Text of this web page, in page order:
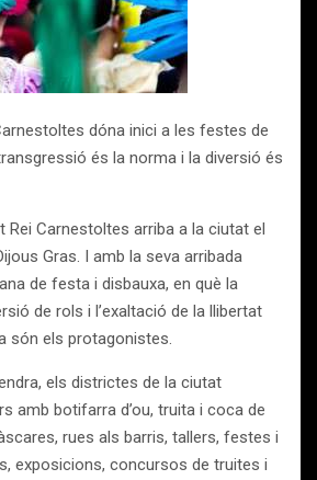
dóna inici a les festes de
és la norma i la diversió és
Rei Carnestoltes arriba a la ciutat el
Gras. I amb la seva arribada
de festa i disbauxa, en què la
de rols i l’exaltació de la llibertat
són els protagonistes.
els districtes de la ciutat
amb botifarra d’ou, truita i coca de
rues als barris, tallers, festes i
exposicions, concursos de truites i